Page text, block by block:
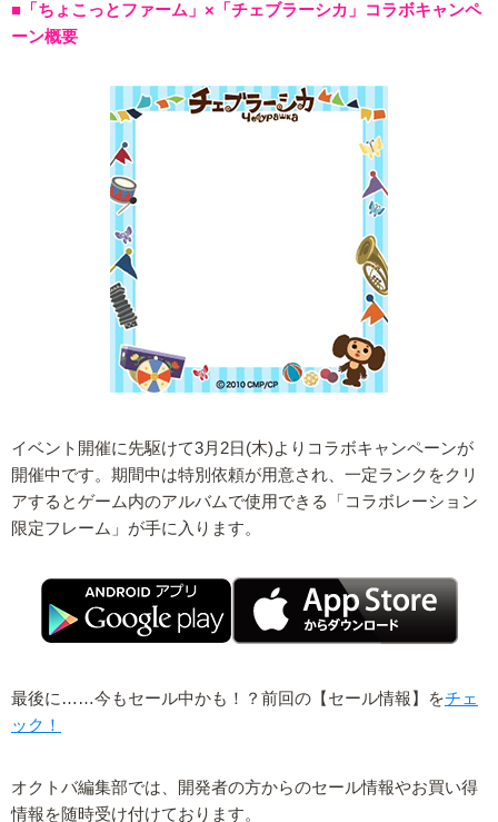
■「ちょこっとファーム」×「チェブラーシカ」コラボキャンペ
ーン概要
イベント開催に先駆けて3月2日(木)よりコラボキャンペーンが
開催中です。期間中は特別依頼が用意され、一定ランクをクリ
アするとゲーム内のアルバムで使用できる「コラボレーション
限定フレーム」が手に入ります。
最後に……今もセール中かも！？前回の【セール情報】をチェ
ック！
オクトバ編集部では、開発者の方からのセール情報やお買い得
情報を随時受け付けております。